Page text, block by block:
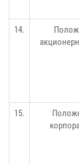
14.
15.